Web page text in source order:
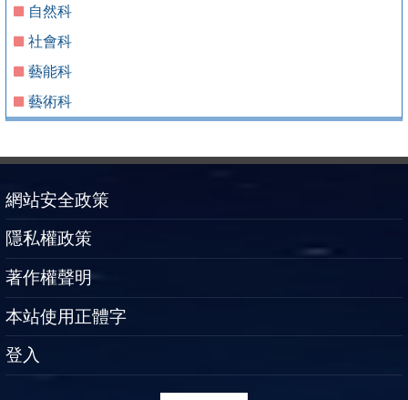
自然科
社會科
藝能科
藝術科
網站安全政策
隱私權政策
著作權聲明
本站使用正體字
登入